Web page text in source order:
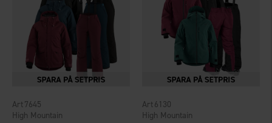
High Mountain
7645
High Mountain
6130